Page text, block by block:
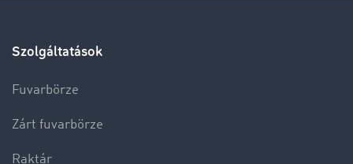
Szolgáltatások
Fuvarbörze
Zárt fuvarbörze
Raktár